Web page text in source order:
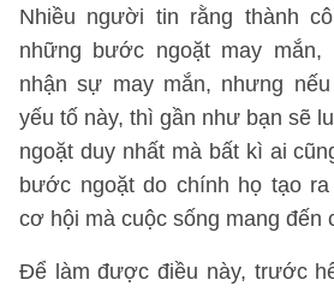
Nhiều người tin rằng thành
những bước ngoặt may mắn,
nhận sự may mắn, nhưng
yếu tố này, thì gần như bạn sẽ
ngoặt duy nhất mà bất kì ai
bước ngoặt do chính họ tạo
cơ hội mà cuộc sống mang đến
Để làm được điều này, trước